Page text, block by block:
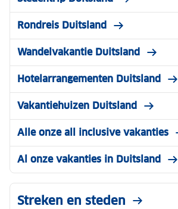
Rondreis Duitsland
Wandelvakantie Duitsland
Hotelarrangementen Duitsland
Vakantiehuizen Duitsland
Alle onze all inclusive vakanties
Al onze vakanties in Duitsland
Streken en steden